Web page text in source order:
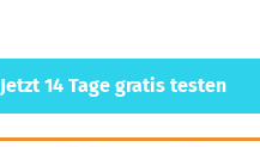
Jetzt 14 Tage gratis testen